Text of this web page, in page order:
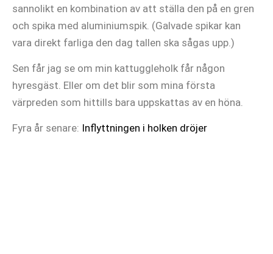
sannolikt en kombination av att ställa den på en gren
och spika med aluminiumspik. (Galvade spikar kan
vara direkt farliga den dag tallen ska sågas upp.)
Sen får jag se om min kattuggleholk får någon
hyresgäst. Eller om det blir som mina första
värpreden som hittills bara uppskattas av en höna.
Fyra år senare: Inflyttningen i holken dröjer